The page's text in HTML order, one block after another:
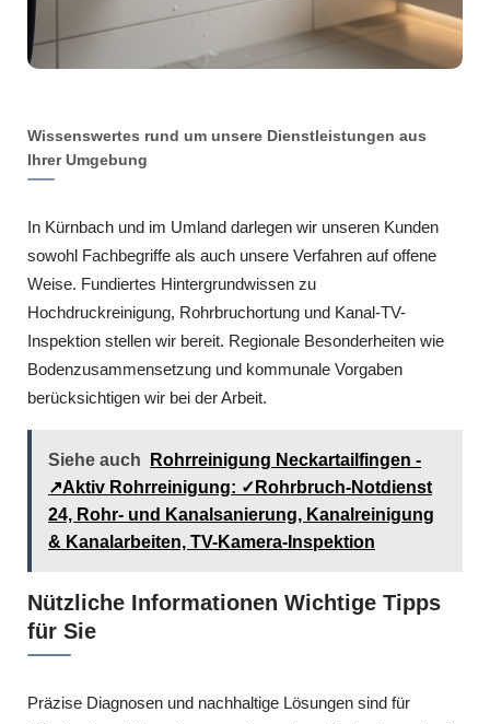
Wissenswertes rund um unsere Dienstleistungen aus
Ihrer Umgebung
In Kürnbach und im Umland darlegen wir unseren Kunden
sowohl Fachbegriffe als auch unsere Verfahren auf offene
Weise. Fundiertes Hintergrundwissen zu
Hochdruckreinigung, Rohrbruchortung und Kanal-TV-
Inspektion stellen wir bereit. Regionale Besonderheiten wie
Bodenzusammensetzung und kommunale Vorgaben
berücksichtigen wir bei der Arbeit.
Siehe auch
Rohrreinigung Neckartailfingen -
↗️Aktiv Rohrreinigung: ✓Rohrbruch-Notdienst
24, Rohr- und Kanalsanierung, Kanalreinigung
& Kanalarbeiten, TV-Kamera-Inspektion
Nützliche Informationen Wichtige Tipps
für Sie
Präzise Diagnosen und nachhaltige Lösungen sind für